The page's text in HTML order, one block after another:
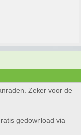
Zeker voor de
gedownload via